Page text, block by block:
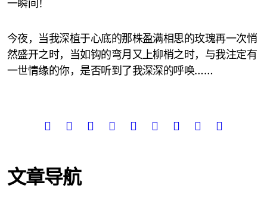
一瞬间！
今夜，当我深植于心底的那株盈满相思的玫瑰再一次悄
然盛开之时，当如钩的弯月又上柳梢之时，与我注定有
一世情缘的你，是否听到了我深深的呼唤……
文章导航